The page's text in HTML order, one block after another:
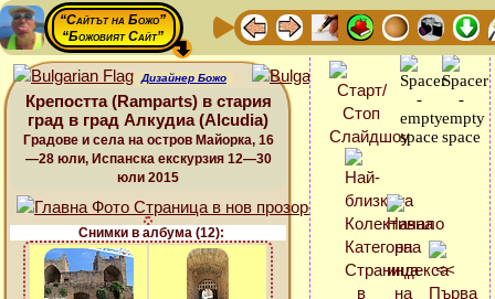
“Сайтът на Божо”
“Божовият Сайт”
Дизайнер Божо
Крепостта (Ramparts) в стария
град в град Алкудиа (Alcudia)
Градове и села на остров Майорка, 16
—28 юли, Испанска екскурзия 12—30
юли 2015
Снимки в албума (12):